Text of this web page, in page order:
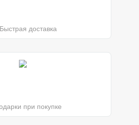
Быстрая доставка
при покупке